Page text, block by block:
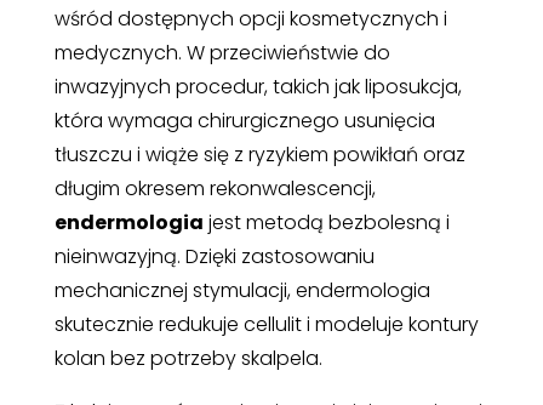
wśród dostępnych opcji kosmetycznych i
medycznych. W przeciwieństwie do
inwazyjnych procedur, takich jak liposukcja,
która wymaga chirurgicznego usunięcia
tłuszczu i wiąże się z ryzykiem powikłań oraz
długim okresem rekonwalescencji,
endermologia jest metodą bezbolesną i
nieinwazyjną. Dzięki zastosowaniu
mechanicznej stymulacji, endermologia
skutecznie redukuje cellulit i modeluje kontury
kolan bez potrzeby skalpela.